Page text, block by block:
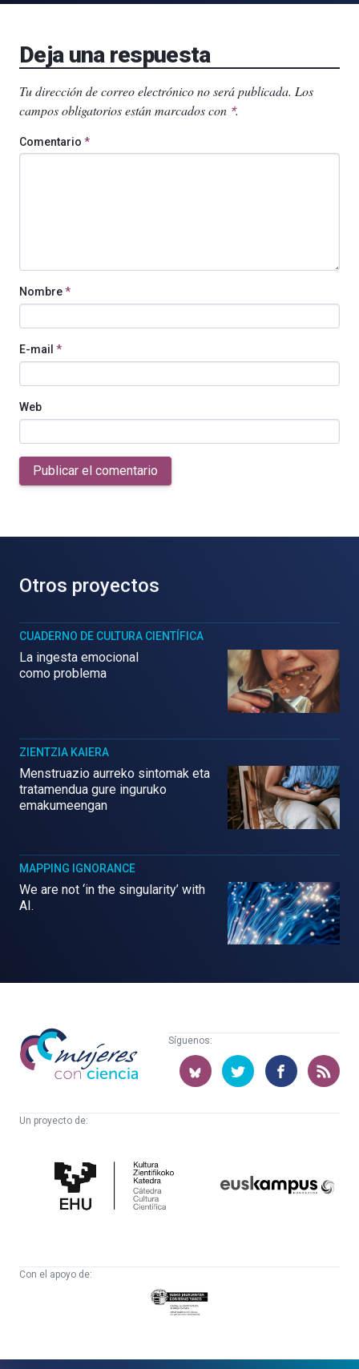
Deja una respuesta
Tu dirección de correo electrónico no será publicada. Los
campos obligatorios están marcados con *.
Comentario *
Nombre*
E-mail *
Web
Publicar el comentario
Otros proyectos
CUADERNO DE CULTURA CIENTÍFICA
La ingesta emocional
como problema
ZIENTZIA KAIERA
Menstruazio aurreko sintomak eta
tratamendua gure inguruko
emakumeengan
MAPPING IGNORANCE
We are not ‘in the singularity’ with
AI.
Mujeres
con
ciencia
Síguenos:
Un proyecto de:
Cultura
Científica
Con el apoyo de:
Eusko
Jaurlaritza